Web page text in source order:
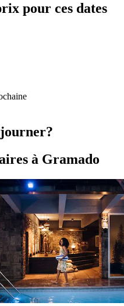
pour ces dates
à Gramado